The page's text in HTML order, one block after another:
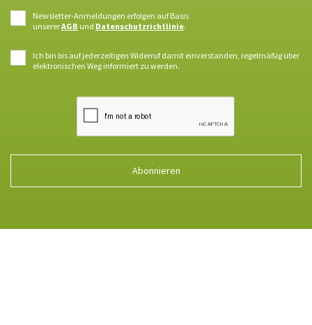
Newsletter-Anmeldungen erfolgen auf Basis
unsererAGB und Datenschutzrichtlinie.
Ich bin bis auf jederzeitigen Widerruf damit einverstanden, regelmäßig über
elektronischen Weg informiert zu werden.
Abonnieren